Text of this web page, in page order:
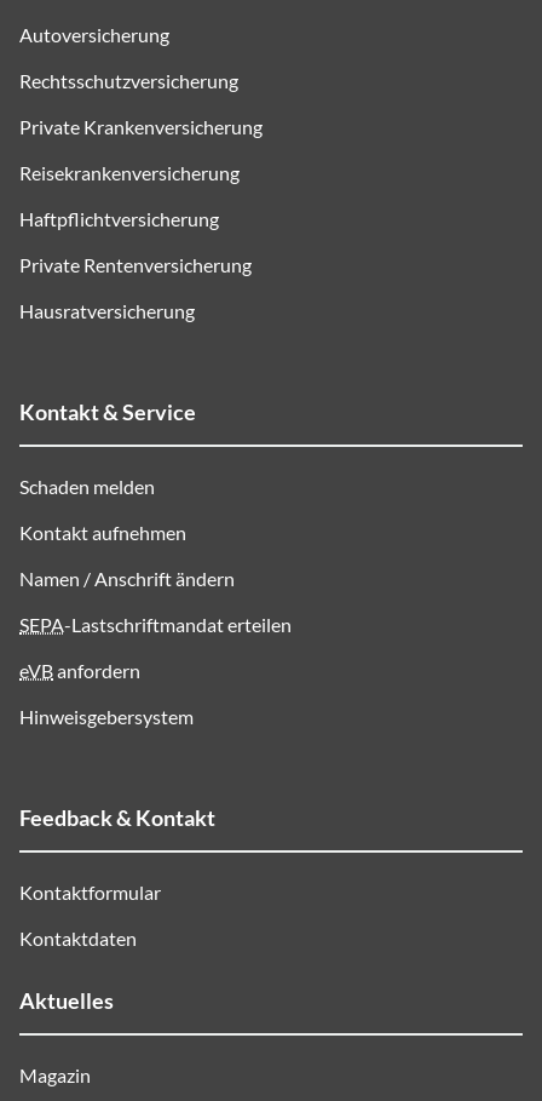
Autoversicherung
Rechtsschutzversicherung
Private Krankenversicherung
Reisekrankenversicherung
Haftpflichtversicherung
Private Rentenversicherung
Hausratversicherung
Kontakt & Service
Schaden melden
Kontakt aufnehmen
Namen / Anschrift ändern
SEPA-Lastschriftmandat erteilen
eVBanfordern
Hinweisgebersystem
Feedback & Kontakt
Kontaktformular
Kontaktdaten
Aktuelles
Magazin